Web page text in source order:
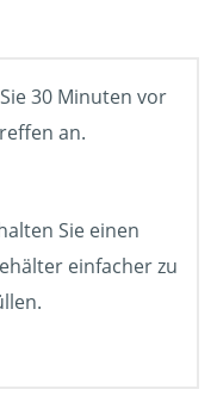
30 Minuten vor
an.
Sie einen
einfacher zu